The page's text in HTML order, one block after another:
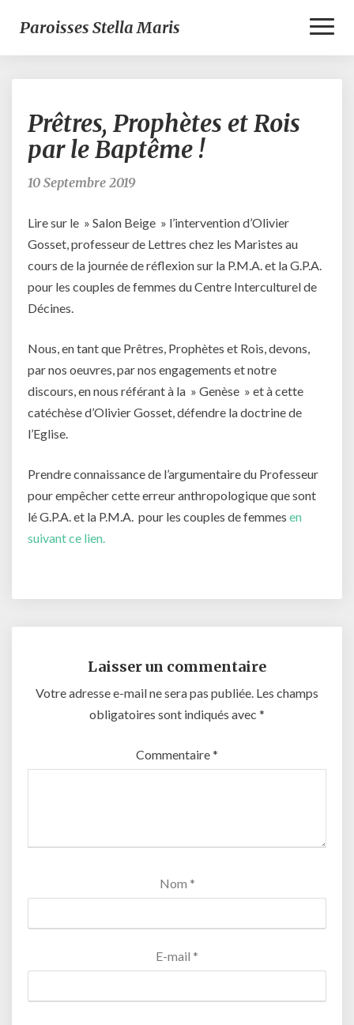
Paroisses Stella Maris
Prophètes
et
Rois
!
Prêtres, Prophètes et Rois
par le Baptême !
10 Septembre 2019
Lire sur le » Salon Beige » l’intervention d’Olivier
Gosset, professeur de Lettres chez les Maristes au
cours de la journée de réflexion sur la P.M.A. et la G.P.A.
pour les couples de femmes du Centre Interculturel de
Décines.
Nous, en tant que Prêtres, Prophètes et Rois, devons,
par nos oeuvres, par nos engagements et notre
discours, en nous référant à la » Genèse » et à cette
catéchèse d’Olivier Gosset, défendre la doctrine de
l’Eglise.
Prendre connaissance de l’argumentaire du Professeur
pour empêcher cette erreur anthropologique que sont
lé G.P.A. et la P.M.A. pour les couples de femmes en
suivant ce lien.
Laisser un commentaire
Votre adresse e-mail ne sera pas publiée. Les champs
obligatoires sont indiqués avec *
Commentaire*
Nom *
E-mail *